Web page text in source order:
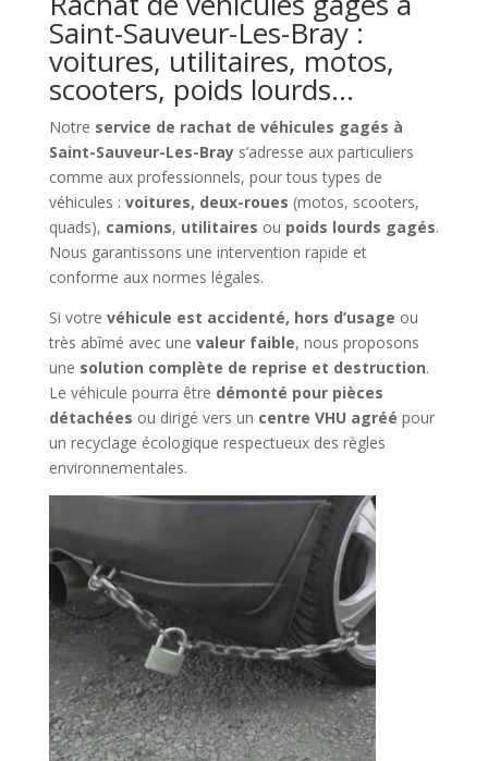
Saint-Sauveur-Les-Bray :
voitures, utilitaires, motos,
scooters, poids lourds…
Notre service de rachat de véhicules gagés à
Saint-Sauveur-Les-Brays’adresse aux particuliers
comme aux professionnels, pour tous types de
véhicules : voitures, deux-roues (motos, scooters,
quads), camions, utilitaires ou poids lourds gagés.
Nous garantissons une intervention rapide et
conforme aux normes légales.
Si votre véhicule est accidenté, hors d’usage ou
très abîmé avec une valeur faible, nous proposons
une solution complète de reprise et destruction.
Le véhicule pourra être démonté pour pièces
détachées ou dirigé vers un centre VHU agréé pour
un recyclage écologique respectueux des règles
environnementales.